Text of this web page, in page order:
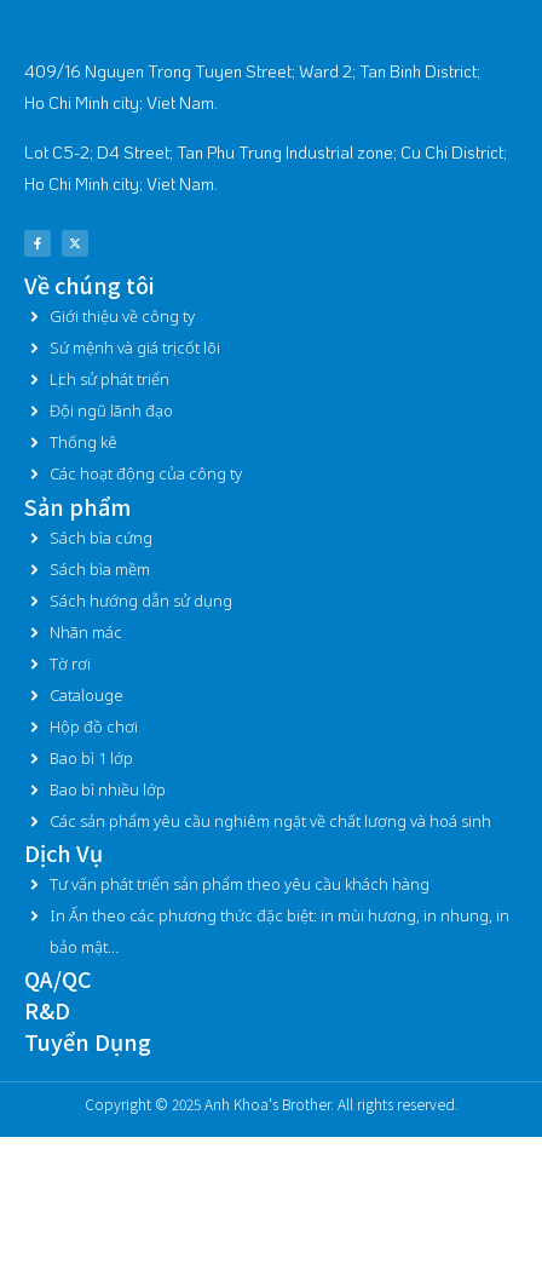
409/16 Nguyen Trong Tuyen Street; Ward 2; Tan Binh District;
Ho Chi Minh city; Viet Nam.
Lot C5-2; D4 Street; Tan Phu Trung Industrial zone; Cu Chi District;
Ho Chi Minh city; Viet Nam.
F
a
c
b
o
k
f
X
-
t
i
t
e
Về chúng tôi
Giới thiệu về công ty
Sứ mệnh và giá trị cốt lõi
Lịch sử phát triển
Đội ngũ lãnh đạo
Thống kê
Các hoạt động của công ty
Sản phẩm
Sách bìa cứng
Sách bìa mềm
Sách hướng dẫn sử dụng
Nhãn mác
Tờ rơi
Catalouge
Hộp đồ chơi
Bao bì 1 lớp
Bao bì nhiều lớp
Các sản phẩm yêu cầu nghiêm ngặt về chất lượng và hoá sinh
Dịch Vụ
Tư vấn phát triển sản phẩm theo yêu cầu khách hàng
In Ấn theo các phương thức đặc biệt: in mùi hương, in nhung, in
bảo mật…
QA/QC
R&D
Tuyển Dụng
Copyright © 2025 Anh Khoa's Brother. All rights reserved.